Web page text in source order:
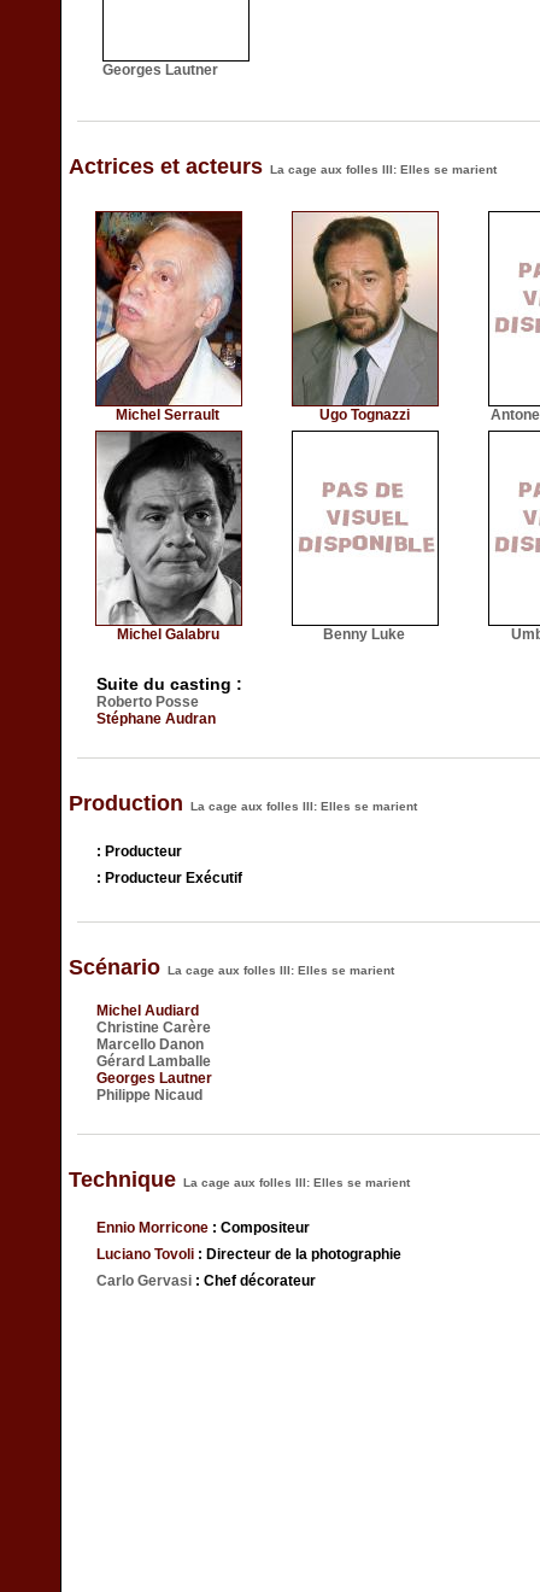
Georges Lautner
Actrices et acteurs La cage aux folles III: Elles se marient
Michel Serrault Ugo Tognazzi
Michel Galabru Benny Luke
Suite du casting :
Roberto Posse
Stéphane Audran
Production La cage aux folles III: Elles se marient
: Producteur
: Producteur Exécutif
Scénario La cage aux folles III: Elles se marient
Michel Audiard
Christine Carère
Marcello Danon
Gérard Lamballe
Georges Lautner
Philippe Nicaud
Technique La cage aux folles III: Elles se marient
Ennio Morricone : Compositeur
Luciano Tovoli : Directeur de la photographie
Carlo Gervasi : Chef décorateur